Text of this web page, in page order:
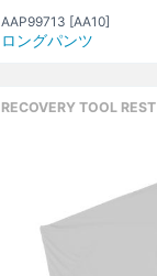
AAP99713 [AA10]
ロングパンツ
RECOVERY TOOL REST